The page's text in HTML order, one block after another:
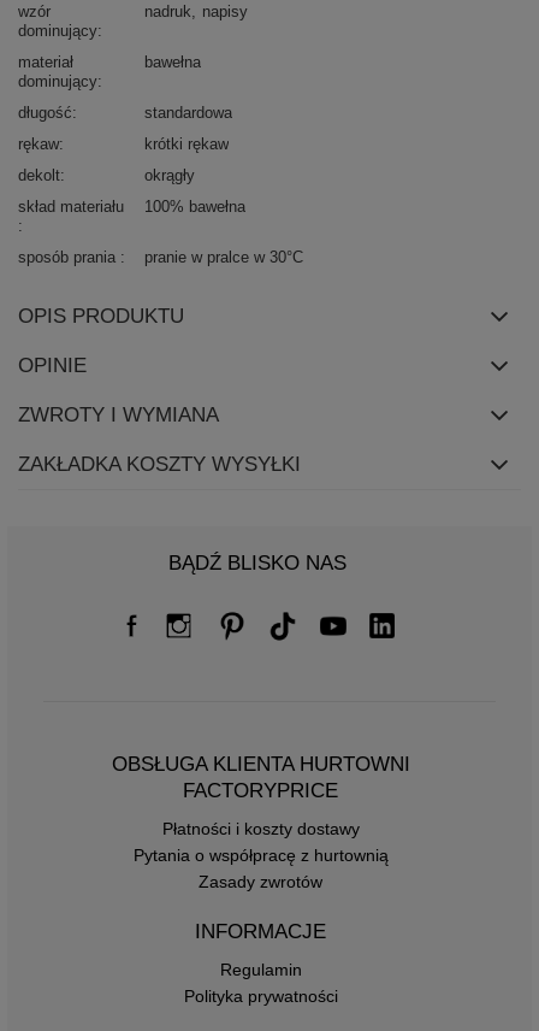
wzór
dominujący
nadruk napisy
materiał
dominujący
bawełna
długość
standardowa
rękaw
krótki rękaw
dekolt
okrągły
skład materiału
100% bawełna
sposób prania pranie w pralce w 30°C
OPIS PRODUKTU
OPINIE
ZWROTY I WYMIANA
ZAKŁADKA KOSZTY WYSYŁKI
BĄDŹ BLISKO NAS
OBSŁUGA KLIENTA HURTOWNI
FACTORYPRICE
Płatności i koszty dostawy
Pytania o współpracę z hurtownią
Zasady zwrotów
INFORMACJE
Regulamin
Polityka prywatności